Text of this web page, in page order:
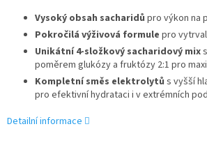
Vysoký obsah sacharidů pro výkon na
Pokročilá výživová formule pro
Unikátní 4-složkový sacharidový mix
poměrem glukózy a fruktózy 2:1 pro
Kompletní směs elektrolytů s vyšší
pro efektivní hydrataci i v extrémních
Detailní informace